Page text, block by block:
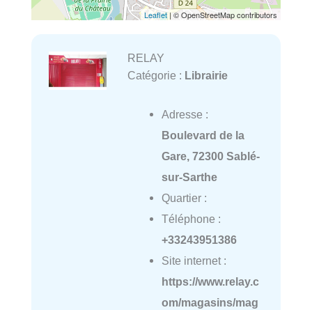
Leaflet| © OpenStreetMap contributors
RELAY
Catégorie : Librairie
Adresse :
Boulevard de la
Gare, 72300 Sablé-
sur-Sarthe
Quartier :
Téléphone :
+33243951386
Site internet :
https://www.relay.c
om/magasins/mag